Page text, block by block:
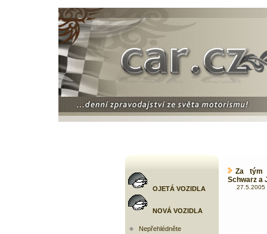
OJETÁ VOZIDLA
NOVÁ VOZIDLA
Nepřehlédněte
Za tým
Schwarz a
27.5.2005